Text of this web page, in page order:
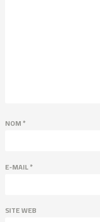
NOM*
E-MAIL*
SITE WEB